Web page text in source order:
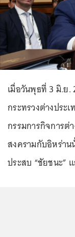
เมื่อวันพุธที่ 3 มิ.ย.
กระทรวงต่างประ
กรรมการกิจการต่
สงครามกับอิหร่าน
ประสบ “ชัยชนะ”